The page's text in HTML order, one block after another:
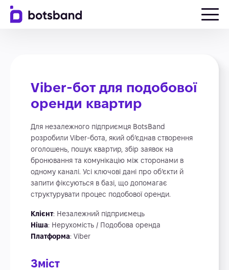
Viber-бот для подобової
оренди квартир
Для незалежного підприємця BotsBand
розробили Viber-бота, який об’єднав створення
оголошень, пошук квартир, збір заявок на
бронювання та комунікацію між сторонами в
одному каналі. Усі ключові дані про об’єкти й
запити фіксуються в базі, що допомагає
структурувати процес подобової оренди.
Клієнт: Незалежний підприємець
Ніша: Нерухомість / Подобова оренда
Платформа: Viber
Зміст